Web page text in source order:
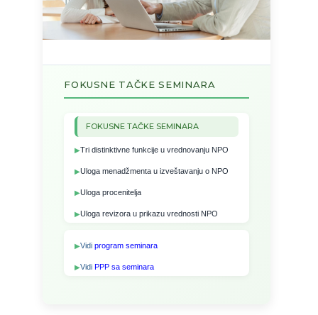
FOKUSNE TAČKE SEMINARA
FOKUSNE TAČKE SEMINARA
Tri distinktivne funkcije u vrednovanju NPO
Uloga menadžmenta u izveštavanju o NPO
Uloga procenitelja
Uloga revizora u prikazu vrednosti NPO
Vidiprogram seminara
VidiPPP sa seminara